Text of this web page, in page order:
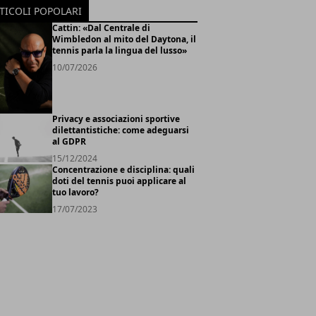
POPOLARI
Cattin: «Dal Centrale di
Wimbledon al mito del Daytona, il
tennis parla la lingua del lusso»
10/07/2026
Privacy e associazioni sportive
dilettantistiche: come adeguarsi
al GDPR
15/12/2024
Concentrazione e disciplina: quali
doti del tennis puoi applicare al
tuo lavoro?
17/07/2023